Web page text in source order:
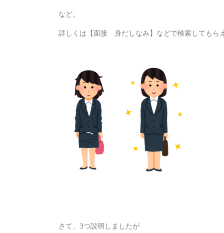
など。
詳しくは【面接 身だしなみ】などで検索してもら
さて、3つ説明しましたが